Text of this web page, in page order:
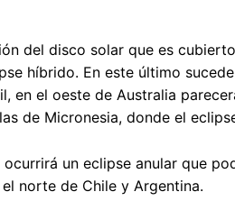
del disco solar que es
híbrido. En este último
en el oeste de Australia
de Micronesia, donde el
un eclipse anular que
norte de Chile y Argentina.